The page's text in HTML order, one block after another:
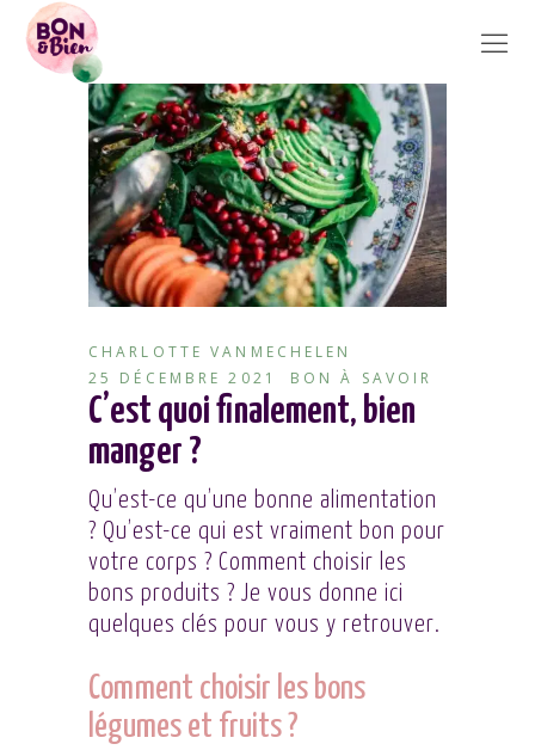
CHARLOTTE VANMECHELEN
25 DÉCEMBRE 2021
BON À SAVOIR
C’est quoi finalement, bien
manger ?
Qu’est-ce qu’une bonne alimentation
? Qu’est-ce qui est vraiment bon pour
votre corps ? Comment choisir les
bons produits ? Je vous donne ici
quelques clés pour vous y retrouver.
Comment choisir les bons
légumes et fruits ?